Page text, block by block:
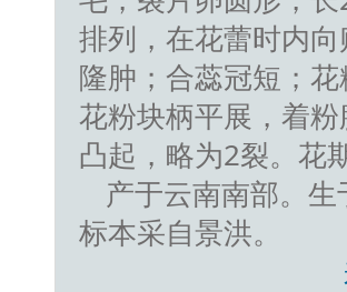
排列，在花蕾时内
隆肿；合蕊冠短；
花粉块柄平展，着
凸起，略为2裂。花
产于云南南部。
标本采自景洪。